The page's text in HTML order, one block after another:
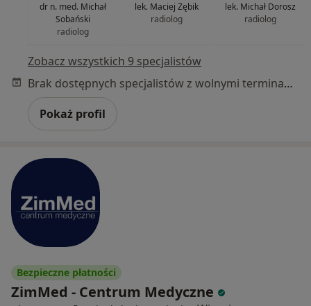
dr n. med. Michał
Sobański
radiolog
lek. Maciej Zębik
radiolog
lek. Michał Dorosz
radiolog
Zobacz wszystkich 9 specjalistów
Brak dostępnych specjalistów z wolnymi terminami w tym centrum medycznym.
Pokaż profil
Bezpieczne płatności
ZimMed - Centrum Medyczne